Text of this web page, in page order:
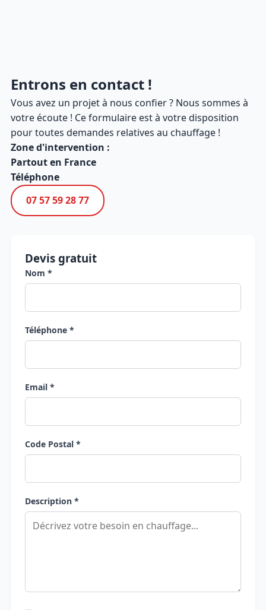
Entrons en contact !
Vous avez un projet à nous confier ? Nous sommes à
votre écoute ! Ce formulaire est à votre disposition
pour toutes demandes relatives au chauffage !
Zone d'intervention :
Partout en France
Téléphone
07 57 59 28 77
Devis gratuit
Nom *
Téléphone *
Email *
Code Postal *
Description *